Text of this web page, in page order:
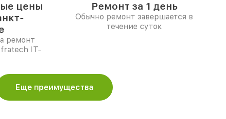
цены
ремонт
IT-
Ремонт за 1 день
Обычно ремонт завершается в
течение суток
Еще преимущества